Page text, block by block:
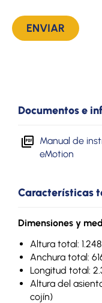
Documentos e
Manual de
eMotion
Características
Dimensiones y
Altura total:
Anchura total:
Longitud total:
Altura del
cojín)